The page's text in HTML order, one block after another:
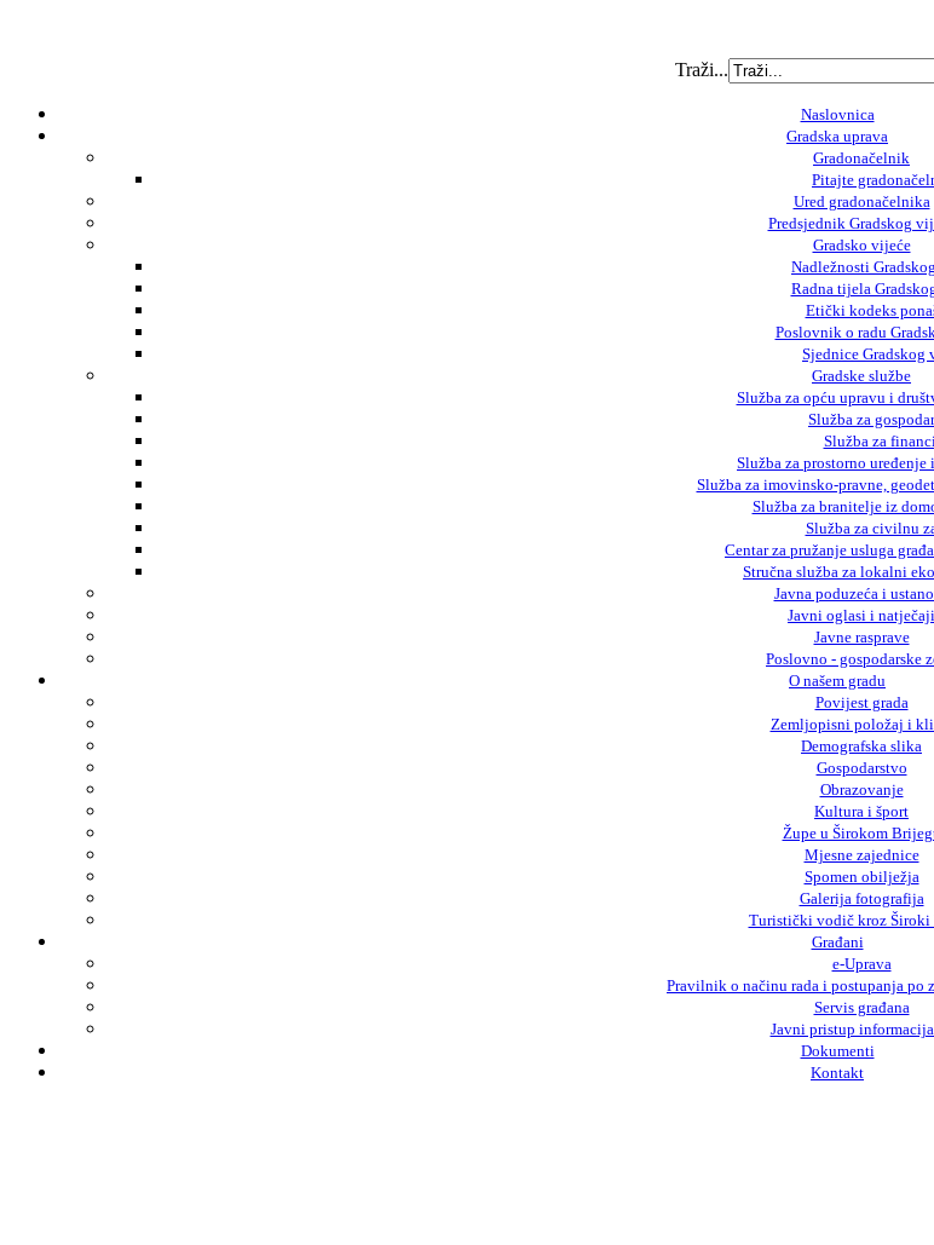
Traži...
Naslovnica
Gradska uprava
Gradonačelnik
Pitajte
Ured gradonačelnika
Predsjednik Gradskog
Gradsko vijeće
Nadležnosti
Radna tijela
Etički kodeks
Poslovnik o radu
Sjednice Gradskog
Gradske službe
Služba za opću upravu i
Služba za
Služba za
Služba za prostorno
Služba za imovinsko-pravne,
Služba za branitelje iz
Služba za civilnu
Centar za pružanje usluga
Stručna služba za lokalni
Javna poduzeća i
Javni oglasi i natječaji
Javne rasprave
Poslovno - gospodarske
O našem gradu
Povijest grada
Zemljopisni položaj i
Demografska slika
Gospodarstvo
Obrazovanje
Kultura i šport
Župe u Širokom
Mjesne zajednice
Spomen obilježja
Galerija fotografija
Turistički vodič kroz Široki
Građani
e-Uprava
Pravilnik o načinu rada i postupanja po
Servis građana
Javni pristup
Dokumenti
Kontakt